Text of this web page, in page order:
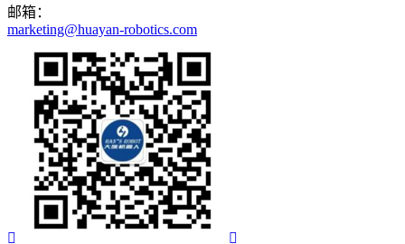
邮箱：
marketing@huayan-robotics.com